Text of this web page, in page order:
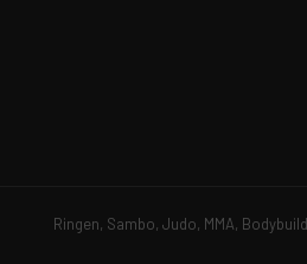
Ringen, Sambo, Judo, MMA,